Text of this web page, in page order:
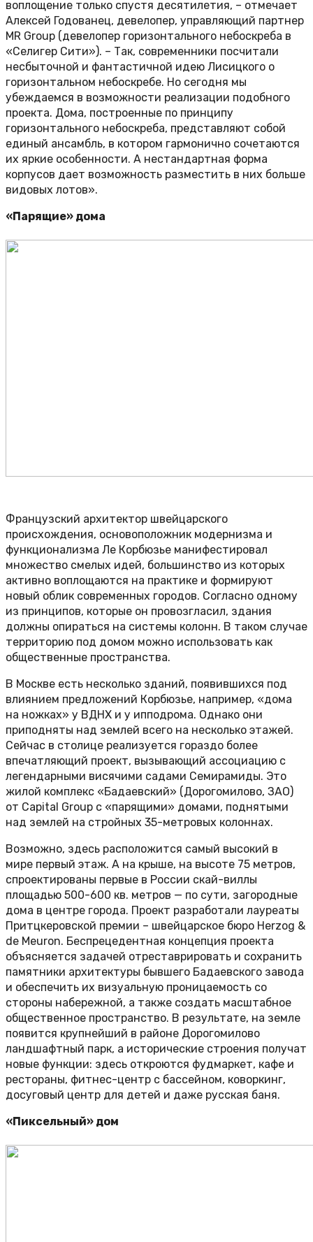
воплощение только спустя десятилетия, – отмечает
Алексей Годованец, девелопер, управляющий партнер
MR Group (девелопер горизонтального небоскреба в
«Селигер Сити»). – Так, современники посчитали
несбыточной и фантастичной идею Лисицкого о
горизонтальном небоскребе. Но сегодня мы
убеждаемся в возможности реализации подобного
проекта. Дома, построенные по принципу
горизонтального небоскреба, представляют собой
единый ансамбль, в котором гармонично сочетаются
их яркие особенности. А нестандартная форма
корпусов дает возможность разместить в них больше
видовых лотов».
«Парящие» дома
Французский архитектор швейцарского
происхождения, основоположник модернизма и
функционализма Ле Корбюзье манифестировал
множество смелых идей, большинство из которых
активно воплощаются на практике и формируют
новый облик современных городов. Согласно одному
из принципов, которые он провозгласил, здания
должны опираться на системы колонн. В таком случае
территорию под домом можно использовать как
общественные пространства.
В Москве есть несколько зданий, появившихся под
влиянием предложений Корбюзье, например, «дома
на ножках» у ВДНХ и у ипподрома. Однако они
приподняты над землей всего на несколько этажей.
Сейчас в столице реализуется гораздо более
впечатляющий проект, вызывающий ассоциацию с
легендарными висячими садами Семирамиды. Это
жилой комплекс «Бадаевский» (Дорогомилово, ЗАО)
от Capital Group с «парящими» домами, поднятыми
над землей на стройных 35-метровых колоннах.
Возможно, здесь расположится самый высокий в
мире первый этаж. А на крыше, на высоте 75 метров,
спроектированы первые в России скай-виллы
площадью 500-600 кв. метров — по сути, загородные
дома в центре города. Проект разработали лауреаты
Притцкеровской премии – швейцарское бюро Herzog &
de Meuron. Беспрецедентная концепция проекта
объясняется задачей отреставрировать и сохранить
памятники архитектуры бывшего Бадаевского завода
и обеспечить их визуальную проницаемость со
стороны набережной, а также создать масштабное
общественное пространство. В результате, на земле
появится крупнейший в районе Дорогомилово
ландшафтный парк, а исторические строения получат
новые функции: здесь откроются фудмаркет, кафе и
рестораны, фитнес-центр с бассейном, коворкинг,
досуговый центр для детей и даже русская баня.
«Пиксельный» дом